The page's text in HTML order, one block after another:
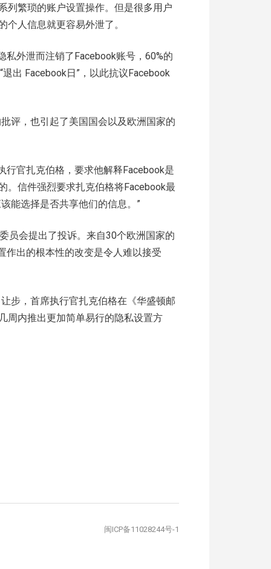
列繁琐的账户设置操作。但是很多用户
人信息就更容易外泄了。
外泄而注销了Facebook账号，60%的
出 Facebook日”，以此抗议Facebook
评，也引起了美国国会以及欧洲国家的
行官扎克伯格，要求他解释Facebook是
。信件强烈要求扎克伯格将Facebook最
能选择是否共享他们的信息。”
员会提出了投诉。来自30个欧洲国家的
作出的根本性的改变是令人难以接受
步，首席执行官扎克伯格在《华盛顿邮
周内推出更加简单易行的隐私设置方
闽ICP备11028244号-1